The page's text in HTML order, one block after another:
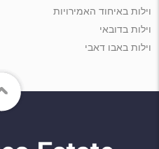
וילות באיחוד האמירויות
וילות בדובאי
וילות באבו דאבי